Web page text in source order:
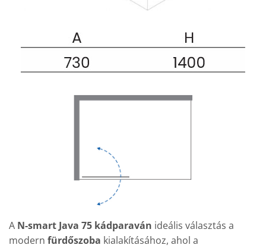
A N-smart Java 75 kádparaván ideális választás a
modern fürdőszoba kialakításához, ahol a